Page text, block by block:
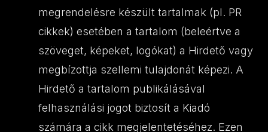
megrendelésre készült tartalmak (pl. PR
cikkek) esetében a tartalom (beleértve a
szöveget, képeket, logókat) a Hirdető vagy
megbízottja szellemi tulajdonát képezi. A
Hirdető a tartalom publikálásával
felhasználási jogot biztosít a Kiadó
számára a cikk megjelentetéséhez. Ezen